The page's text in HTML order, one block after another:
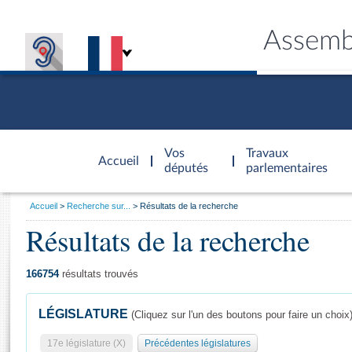
Accueil
d'accueil
Vos
députés
Travaux
parlementaires
Général
Vous
Accueil Recherche sur... Résultats de la recherche
Résultats de la recherche
166754résultats trouvés
LÉGISLATURE (Cliquez sur l'un des boutons pour faire un choix)
17e législature (X) Précédentes législatures